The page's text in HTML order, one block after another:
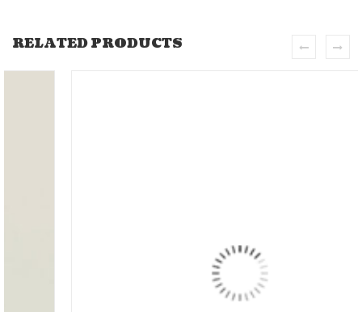
RELATED PRODUCTS